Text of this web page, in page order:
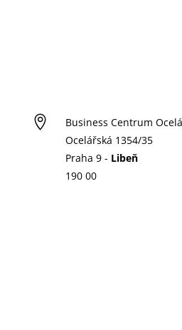

Business Centrum
Ocelářská 1354/35
Praha 9 - Libeň
190 00